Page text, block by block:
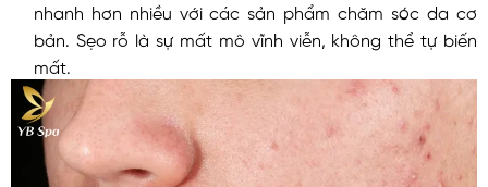
nhanh hơn nhiều với các sản phẩm chăm sóc da cơ
bản. Sẹo rỗ là sự mất mô vĩnh viễn, không thể tự biến
mất.